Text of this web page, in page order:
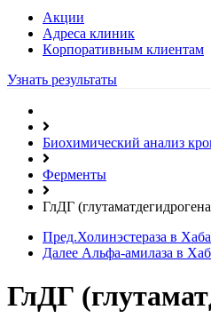
Акции
Адреса клиник
Кoрпоративным клиентам
Узнать результаты
Биохимический анализ
Ферменты
ГлДГ
Пред.Холинэстераза в
Далее Альфа-амилаза в
ГлДГ